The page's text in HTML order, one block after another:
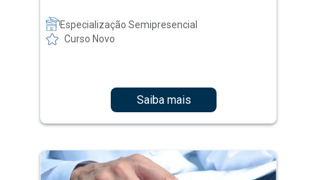
Especialização Semipresencial
Curso Novo
Saiba mais